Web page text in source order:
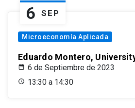
6 SEP
Microeconomía Aplicada
Eduardo Montero,
6 de Septiembre de 2023
13:30 a 14:30